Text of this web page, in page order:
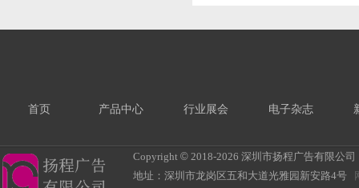
首页 产品中心 行业展会 电子杂志
Copyright © 2018-2026 深圳市扬程广告有限公
地址：深圳市龙岗区五和大道光雅园新安路4号